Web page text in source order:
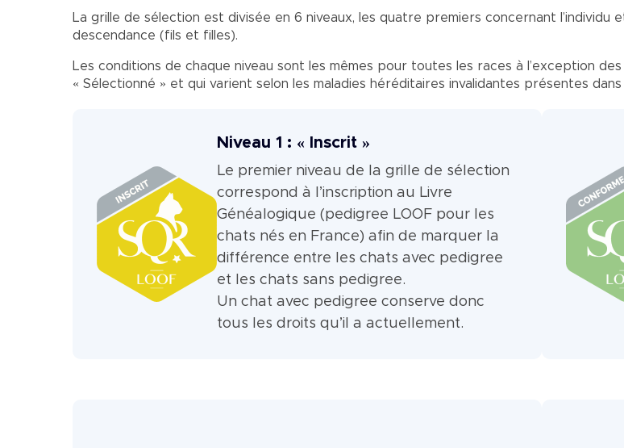
La grille de sélection est divisée en 6 niveaux, les quatre premiers concernant
descendance (fils et filles).
Les conditions de chaque niveau sont les mêmes pour toutes les races à l’exception
« Sélectionné » et qui varient selon les maladies héréditaires invalidantes présentes
Niveau 1 : « Inscrit »
Le premier niveau de la grille de sélection
correspond à l’inscription au Livre
Généalogique (pedigree LOOF pour les
chats nés en France) afin de marquer la
différence entre les chats avec pedigree
et les chats sans pedigree.
Un chat avec pedigree conserve donc
tous les droits qu’il a actuellement.